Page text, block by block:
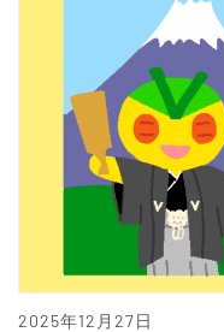
2025年12月27日